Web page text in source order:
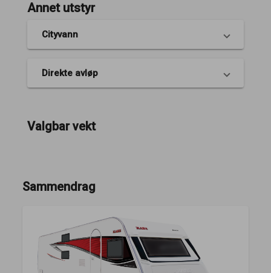
Annet utstyr
Cityvann
Direkte avløp
Valgbar vekt
Sammendrag